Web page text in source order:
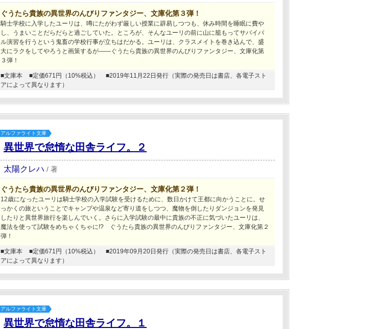
ぐうたら貴族の異世界のんびりファンタジー、文庫化第３弾！
騎士学校に入学したユーリは、噂にたがわず厳しい授業に辟易しつつも、休み時間を睡眠に費や
し、うまいことだらだらと過ごしていた。ところが、そんなユーリの前に山に籠もってサバイバ
ル演習を行うという鬼畜の学校行事が立ちはだかる。ユーリは、クラスメイトを巻き込んで、盛
大にラクをしてやろうと画策するが――ぐうたら貴族の異世界のんびりファンタジー、文庫化第
３弾！
■文庫本 ■定価671円（10%税込）
■2019年11月22日発行（実際の発売日は書店、各電子スト
アによって異なります）
アルファライト文庫
異世界で怠惰な田舎ライフ。２
太陽クレハ / 著
ぐうたら貴族の異世界のんびりファンタジー、文庫化第２弾！
12歳になったユーリは騎士学校の入学試験を受けるために、数日かけて王都に向かうことに。せ
っかくの旅ということでキャンプや温泉など寄り道をしつつ、魔物を倒したりダンジョンを発見
したりと異世界旅行を楽しんでいく。さらに入学試験の最中に貴族の不正に気づいたユーリは、
魔法を使って試験をめちゃくちゃに!? ぐうたら貴族の異世界のんびりファンタジー、文庫化第２
弾！
■文庫本 ■定価671円（10%税込）
■2019年09月20日発行（実際の発売日は書店、各電子スト
アによって異なります）
アルファライト文庫
異世界で怠惰な田舎ライフ。１